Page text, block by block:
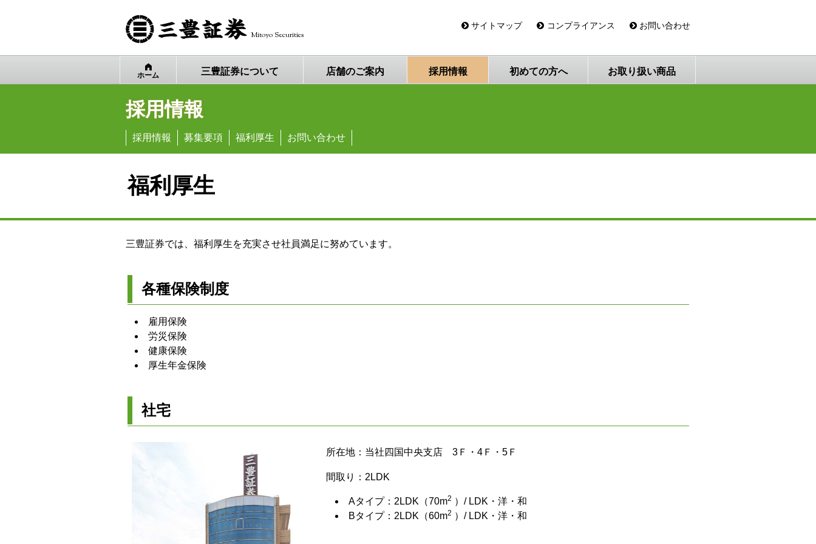
Mitoyo Securities
サイトマップ コンプライアンス お問い合わせ
ホーム 三豊証券について 店舗のご案内 採用情報 初めての方へ お取り扱い商品
採用情報
採用情報 募集要項 福利厚生 お問い合わせ
福利厚生
三豊証券では、福利厚生を充実させ社員満足に努めています。
各種保険制度
雇用保険
労災保険
健康保険
厚生年金保険
社宅
所在地：当社四国中央支店 3Ｆ・4Ｆ・5Ｆ
間取り：2LDK
Aタイプ：2LDK（70m2 ）/ LDK・洋・和
Bタイプ：2LDK（60m2 ）/ LDK・洋・和